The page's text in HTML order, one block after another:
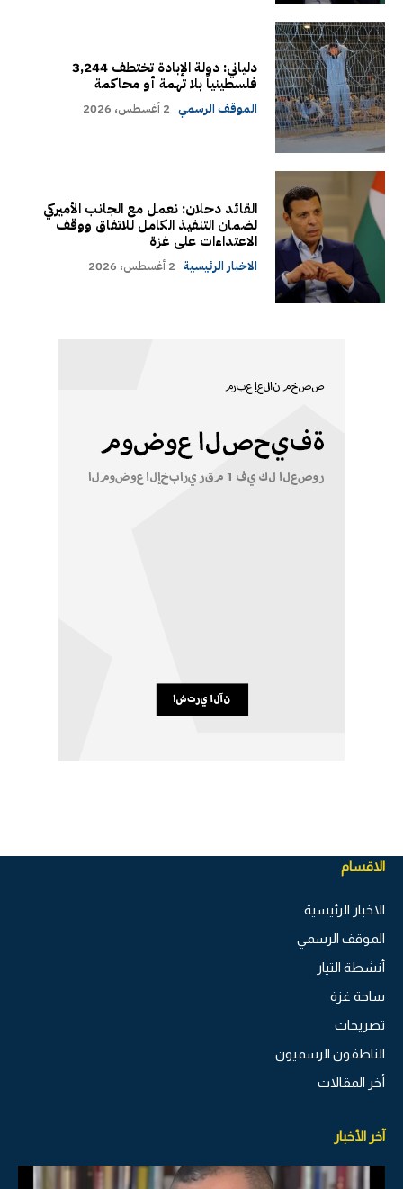
دلياني: دولة الإبادة تختطف 3,244
فلسطينياً بلا تهمة أو محاكمة
الموقف الرسمي 2 أغسطس، 2026
القائد دحلان: نعمل مع الجانب الأميركي
لضمان التنفيذ الكامل للاتفاق ووقف
الاعتداءات على غزة
الاخبار الرئيسية 2 أغسطس، 2026
الاقسام
الاخبار الرئيسية
الموقف الرسمي
أنشطة التيار
ساحة غزة
تصريحات
الناطقون الرسميون
أخر المقالات
آخر الأخبار